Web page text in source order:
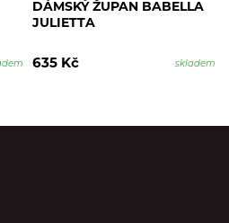
DÁMSKÝ ŽUPAN BABELLA
JULIETTA
635 Kč skladem